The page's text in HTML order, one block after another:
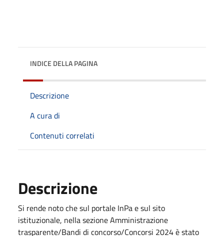
INDICE DELLA PAGINA
Descrizione
A cura di
Contenuti correlati
Descrizione
Si rende noto che sul portale InPa e sul sito
istituzionale, nella sezione Amministrazione
trasparente/Bandi di concorso/Concorsi 2024 è stato